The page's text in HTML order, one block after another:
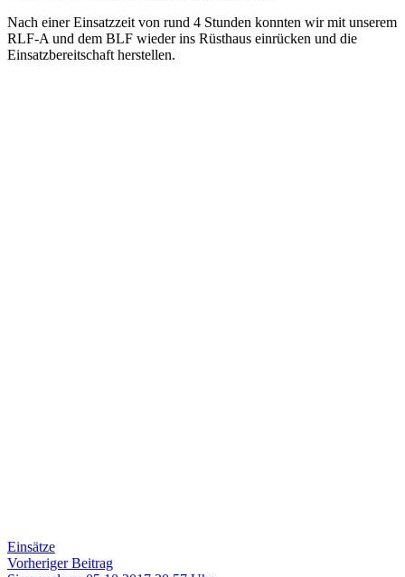
Nach einer Einsatzzeit von rund 4 Stunden konnten wir mit unserem
RLF-A und dem BLF wieder ins Rüsthaus einrücken und die
Einsatzbereitschaft herstellen.
Einsätze
Beitragsnavigation
Vorheriger BeitragVorheriger